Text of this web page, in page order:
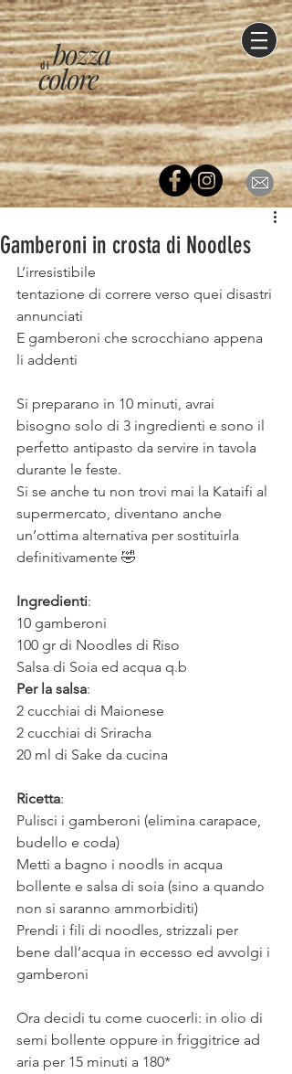
di
colore
bozza
Gamberoni in crosta di Noodles
L’irresistibile
tentazione di correre verso quei disastri
annunciati
E gamberoni che scrocchiano appena
li addenti
Si preparano in 10 minuti, avrai
bisogno solo di 3 ingredienti e sono il
perfetto antipasto da servire in tavola
durante le feste.
Si se anche tu non trovi mai la Kataifi al
supermercato, diventano anche
un’ottima alternativa per sostituirla
definitivamente 🤣
Ingredienti:
10 gamberoni
100 gr di Noodles di Riso
Salsa di Soia ed acqua q.b
Per la salsa:
2 cucchiai di Maionese
2 cucchiai di Sriracha
20 ml di Sake da cucina
Ricetta:
Pulisci i gamberoni (elimina carapace,
budello e coda)
Metti a bagno i noodls in acqua
bollente e salsa di soia (sino a quando
non si saranno ammorbiditi)
Prendi i fili di noodles, strizzali per
bene dall’acqua in eccesso ed avvolgi i
gamberoni
Ora decidi tu come cuocerli: in olio di
semi bollente oppure in friggitrice ad
aria per 15 minuti a 180*